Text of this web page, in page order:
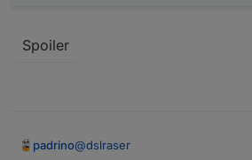
Spoiler
padrino@dslraser